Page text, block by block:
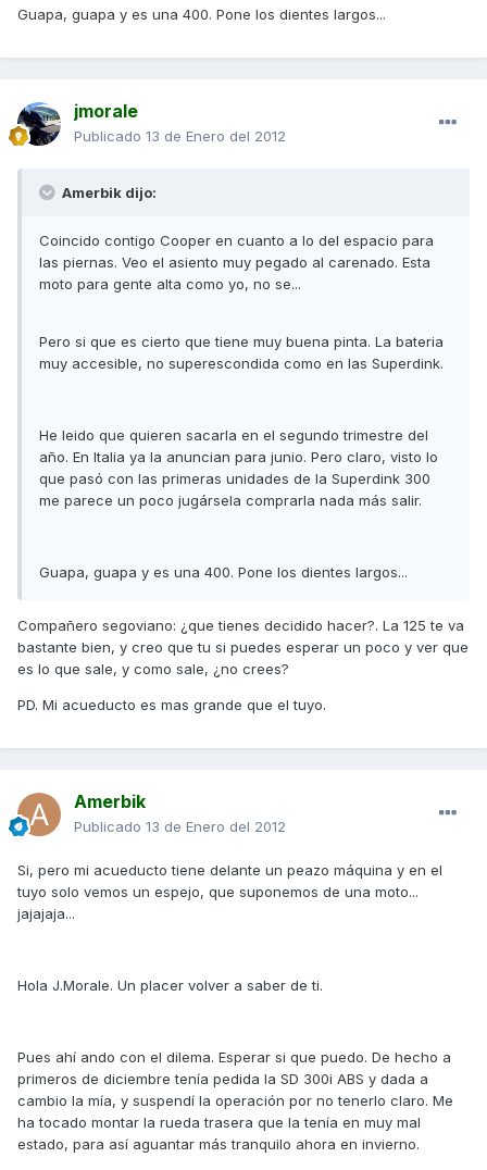
Guapa, guapa y es una 400. Pone los dientes largos...
jmorale
Publicado 13 de Enero del 2012
Amerbik dijo:
Coincido contigo Cooper en cuanto a lo del espacio para
las piernas. Veo el asiento muy pegado al carenado. Esta
moto para gente alta como yo, no se...
Pero si que es cierto que tiene muy buena pinta. La bateria
muy accesible, no superescondida como en las Superdink.
He leido que quieren sacarla en el segundo trimestre del
año. En Italia ya la anuncian para junio. Pero claro, visto lo
que pasó con las primeras unidades de la Superdink 300
me parece un poco jugársela comprarla nada más salir.
Guapa, guapa y es una 400. Pone los dientes largos...
Compañero segoviano: ¿que tienes decidido hacer?. La 125 te va
bastante bien, y creo que tu si puedes esperar un poco y ver que
es lo que sale, y como sale, ¿no crees?
PD. Mi acueducto es mas grande que el tuyo.
Amerbik
Publicado 13 de Enero del 2012
Si, pero mi acueducto tiene delante un peazo máquina y en el
tuyo solo vemos un espejo, que suponemos de una moto...
jajajaja...
Hola J.Morale. Un placer volver a saber de ti.
Pues ahí ando con el dilema. Esperar si que puedo. De hecho a
primeros de diciembre tenía pedida la SD 300i ABS y dada a
cambio la mía, y suspendí la operación por no tenerlo claro. Me
ha tocado montar la rueda trasera que la tenía en muy mal
estado, para así aguantar más tranquilo ahora en invierno.